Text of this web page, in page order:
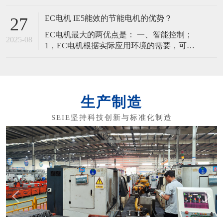
100、IEC-112、IEC-132，最大输出功率
机的产品优势： - 极高的效率，平均值达
27
2025-08
EC电机 IE5能效的节能电机的优势？
EC电机最大的两优点是： 一、智能控制；
1，EC电机根据实际应用环境的需要，可以
现永磁同步，无转速差，在通过频率调
生产制造